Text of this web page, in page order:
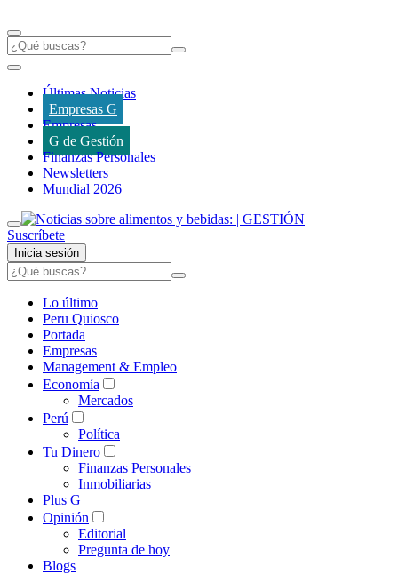
Últimas Noticias
Empresas G
Empresas
G de Gestión
Finanzas Personales
Newsletters
Mundial 2026
Suscríbete
Inicia sesión
Lo último
Peru Quiosco
Portada
Empresas
Management & Empleo
Economía
Mercados
Perú
Política
Tu Dinero
Finanzas Personales
Inmobiliarias
Plus G
Opinión
Editorial
Pregunta de hoy
Blogs